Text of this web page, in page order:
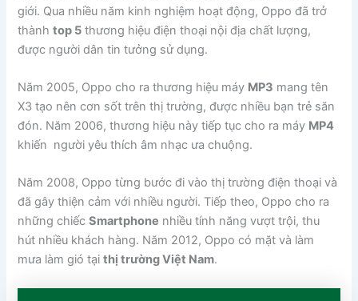
giới. Qua nhiều năm kinh nghiệm hoạt động, Oppo đã trở
thànhtop 5 thương hiệu điện thoại nội địa chất lượng,
được người dân tin tưởng sử dụng.
Năm 2005, Oppo cho ra thương hiệu máy MP3 mang tên
X3 tạo nên cơn sốt trên thị trường, được nhiều bạn trẻ săn
đón. Năm 2006, thương hiệu này tiếp tục cho ra máy MP4
khiến người yêu thích âm nhạc ưa chuộng.
Năm 2008, Oppo từng bước đi vào thị trường điện thoại và
đã gây thiện cảm với nhiều người. Tiếp theo, Oppo cho ra
những chiếcSmartphone nhiều tính năng vượt trội, thu
hút nhiều khách hàng. Năm 2012, Oppo có mặt và làm
mưa làm gió tạithị trường Việt Nam.